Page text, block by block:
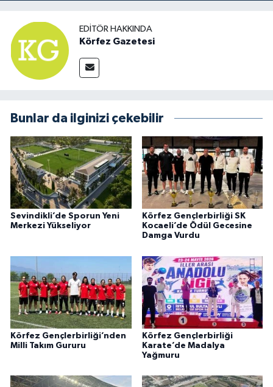
EDITÖR HAKKINDA
Körfez Gazetesi
Bunlar da ilginizi çekebilir
Sevindikli’de Sporun Yeni
Merkezi Yükseliyor
Körfez Gençlerbirliği SK
Kocaeli’de Ödül Gecesine
Damga Vurdu
Körfez Gençlerbirliği’nden
Milli Takım Gururu
Körfez Gençlerbirliği
Karate’de Madalya
Yağmuru